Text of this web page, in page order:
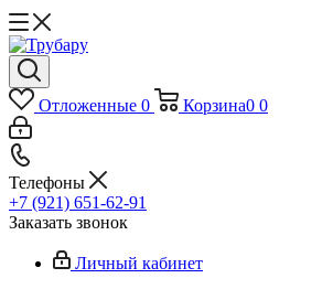
Отложенные 0 Корзина0 0
Телефоны
+7 (921) 651-62-91
Заказать звонок
Личный кабинет